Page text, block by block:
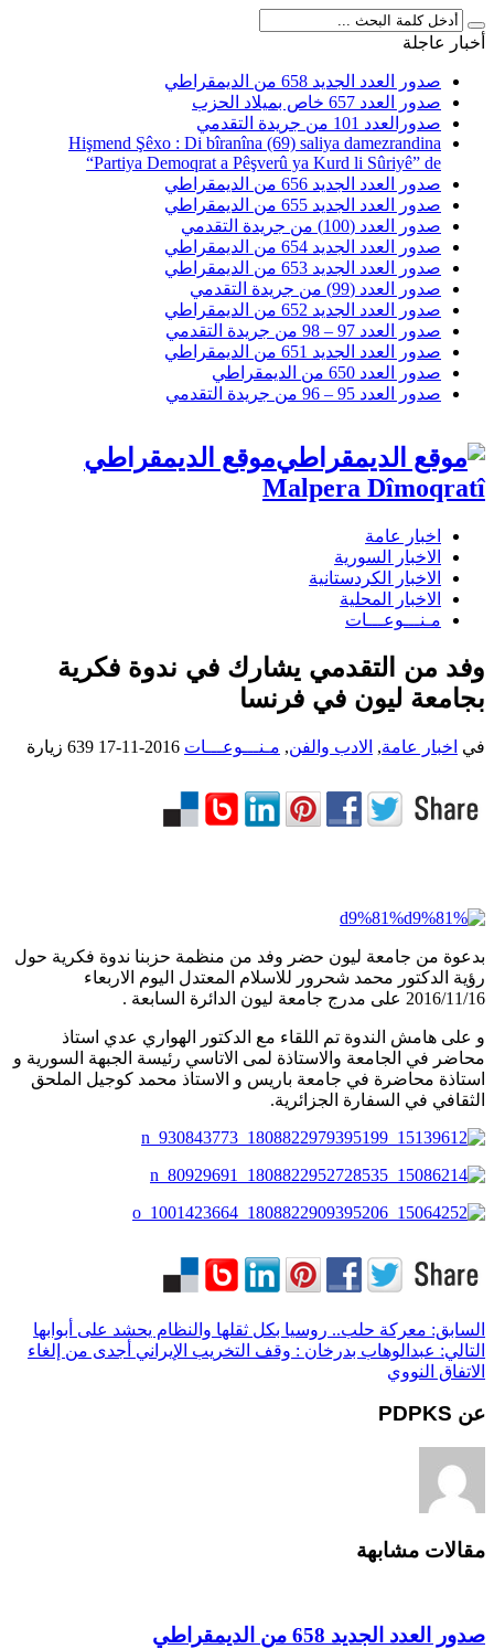
أخبار عاجلة
صدور العدد الجديد 658 من الديمقراطي
صدور العدد 657 خاص بميلاد الحزب
صدورالعدد 101 من جريدة التقدمي
Hişmend Şêxo : Di bîranîna (69) saliya damezrandina
“Partiya Demoqrat a Pêşverû ya Kurd li Sûriyê” de
صدور العدد الجديد 656 من الديمقراطي
صدور العدد الجديد 655 من الديمقراطي
صدور العدد (100) من جريدة التقدمي
صدور العدد الجديد 654 من الديمقراطي
صدور العدد الجديد 653 من الديمقراطي
صدور العدد (99) من جريدة التقدمي
صدور العدد الجديد 652 من الديمقراطي
صدور العدد 97 – 98 من جريدة التقدمي
صدور العدد الجديد 651 من الديمقراطي
صدور العدد 650 من الديمقراطي
صدور العدد 95 – 96 من جريدة التقدمي
موقع الديمقراطي
Malpera Dîmoqratî
اخبار عامة
الاخبار السورية
الاخبار الكردستانية
الاخبار المحلية
مـنـــوعـــات
وفد من التقدمي يشارك في ندوة فكرية
بجامعة ليون في فرنسا
في اخبار عامة, الادب والفن, مـنـــوعـــات 2016-11-17 639 زيارة
بدعوة من جامعة ليون حضر وفد من منظمة حزبنا ندوة فكرية حول
رؤية الدكتور محمد شحرور للاسلام المعتدل اليوم الاربعاء
2016/11/16 على مدرج جامعة ليون الدائرة السابعة .
و على هامش الندوة تم اللقاء مع الدكتور الهواري عدي استاذ
محاضر في الجامعة والاستاذة لمى الاتاسي رئيسة الجبهة السورية و
استاذة محاضرة في جامعة باريس و الاستاذ محمد كوجيل الملحق
الثقافي في السفارة الجزائرية.
السابق: معركة حلب.. روسيا بكل ثقلها والنظام يحشد على أبوابها
التالي: عبدالوهاب بدرخان : وقف التخريب الإيراني أجدى من إلغاء
الاتفاق النووي
عن PDPKS
مقالات مشابهة
صدور العدد الجديد 658 من الديمقراطي